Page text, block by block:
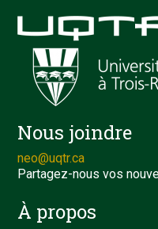
Nous joindre
neo@uqtr.ca
Partagez-nous vos
À propos